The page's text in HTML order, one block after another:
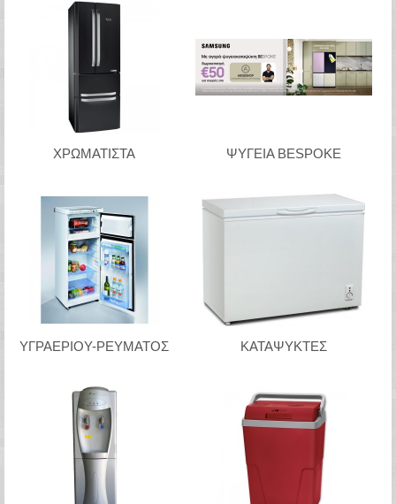
ΧΡΩΜΑΤΙΣΤΑ ΨΥΓΕΙΑ BESPOKE
ΥΓΡΑΕΡΙΟΥ-ΡΕΥΜΑΤΟΣ ΚΑΤΑΨΥΚΤΕΣ